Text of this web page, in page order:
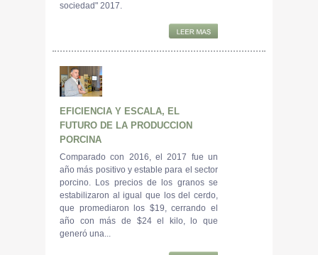
sociedad" 2017.
EFICIENCIA Y ESCALA, EL
FUTURO DE LA PRODUCCION
PORCINA
Comparado con 2016, el 2017 fue un
año más positivo y estable para el sector
porcino. Los precios de los granos se
estabilizaron al igual que los del cerdo,
que promediaron los $19, cerrando el
año con más de $24 el kilo, lo que
generó una...